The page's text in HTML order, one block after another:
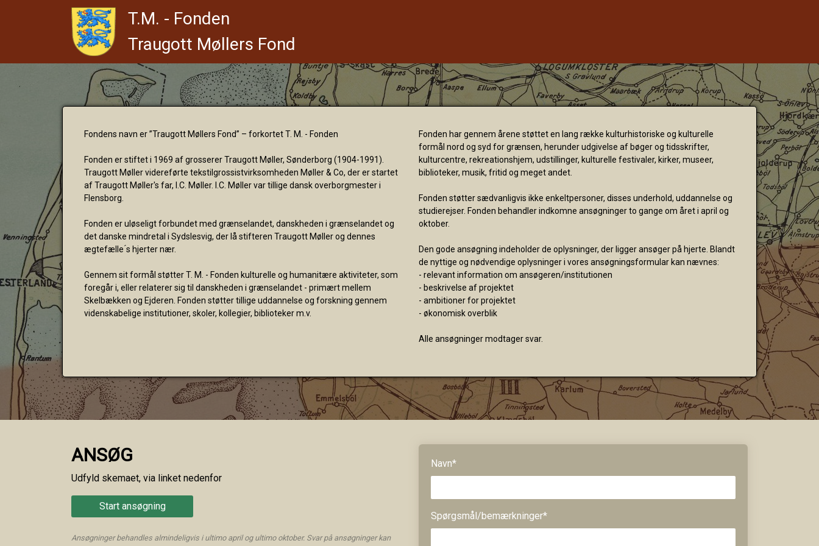
T.M. - Fonden
Traugott Møllers Fond
Fondens navn er ”Traugott Møllers Fond” – forkortet T. M. - Fonden
Fonden er stiftet i 1969 af grosserer Traugott Møller, Sønderborg (1904-1991).
Traugott Møller videreførte tekstilgrossistvirksomheden Møller & Co, der er startet
af Traugott Møller's far, I.C. Møller. I.C. Møller var tillige dansk overborgmester i
Flensborg.
Fonden er uløseligt forbundet med grænselandet, danskheden i grænselandet og
det danske mindretal i Sydslesvig, der lå stifteren Traugott Møller og dennes
ægtefælle ́s hjerter nær.
Gennem sit formål støtter T. M. - Fonden kulturelle og humanitære aktiviteter, som
foregår i, eller relaterer sig til danskheden i grænselandet - primært mellem
Skelbækken og Ejderen. Fonden støtter tillige uddannelse og forskning gennem
videnskabelige institutioner, skoler, kollegier, biblioteker m.v.
Fonden har gennem årene støttet en lang række kulturhistoriske og kulturelle
formål nord og syd for grænsen, herunder udgivelse af bøger og tidsskrifter,
kulturcentre, rekreationshjem, udstillinger, kulturelle festivaler, kirker, museer,
biblioteker, musik, fritid og meget andet.
Fonden støtter sædvanligvis ikke enkeltpersoner, disses underhold, uddannelse og
studierejser. Fonden behandler indkomne ansøgninger to gange om året i april og
oktober.
Den gode ansøgning indeholder de oplysninger, der ligger ansøger på hjerte. Blandt
de nyttige og nødvendige oplysninger i vores ansøgningsformular kan nævnes:
- relevant information om ansøgeren/institutionen
- beskrivelse af projektet
- ambitioner for projektet
- økonomisk overblik
Alle ansøgninger modtager svar.
ANSØG
Udfyld skemaet, via linket nedenfor
Start ansøgning
Ansøgninger behandles almindeligvis i ultimo april og ultimo oktober. Svar på ansøgninger kan
Navn*
Spørgsmål/bemærkninger*